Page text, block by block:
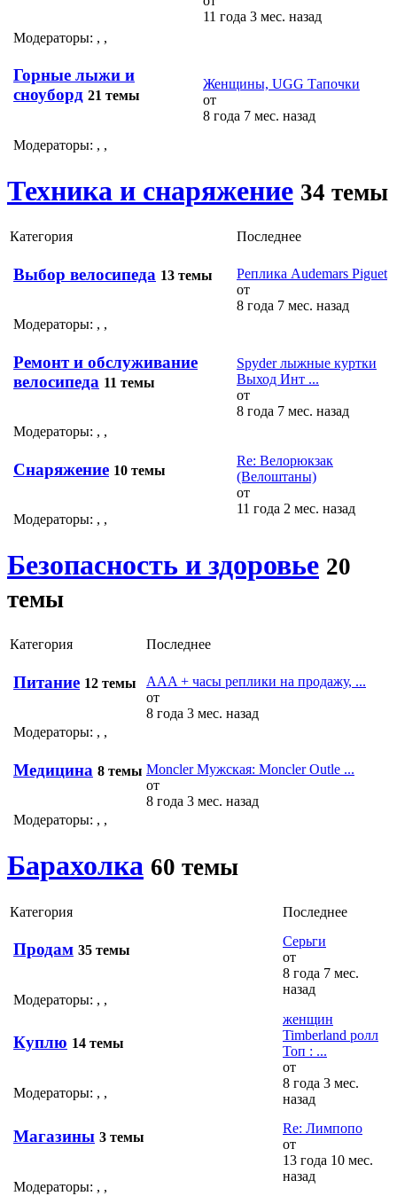
Модераторы: , ,
11 года 3 мес. назад
Горные лыжи и
сноуборд 21 темы
Модераторы: , ,
Женщины, UGG Тапочки
от
8 года 7 мес. назад
Техника и снаряжение 34 темы
Категория Последнее
Выбор велосипеда 13 темы
Модераторы: , ,
Реплика Audemars Piguet
от
8 года 7 мес. назад
Ремонт и обслуживание
велосипеда 11 темы
Модераторы: , ,
Spyder лыжные куртки
Выход Инт ...
от
8 года 7 мес. назад
Снаряжение 10 темы
Модераторы: , ,
Re: Велорюкзак
(Велоштаны)
от
11 года 2 мес. назад
Безопасность и здоровье 20
темы
Категория Последнее
Питание 12 темы
Модераторы: , ,
AAA + часы реплики на продажу, ...
от
8 года 3 мес. назад
Медицина 8 темы
Модераторы: , ,
Moncler Мужская: Moncler Outle ...
от
8 года 3 мес. назад
Барахолка 60 темы
Категория Последнее
Продам 35 темы
Модераторы: , ,
Серьги
от
8 года 7 мес.
назад
Куплю 14 темы
Модераторы: , ,
женщин
Timberland ролл
Топ : ...
от
8 года 3 мес.
назад
Магазины 3 темы
Модераторы: , ,
Re: Лимпопо
от
13 года 10 мес.
назад